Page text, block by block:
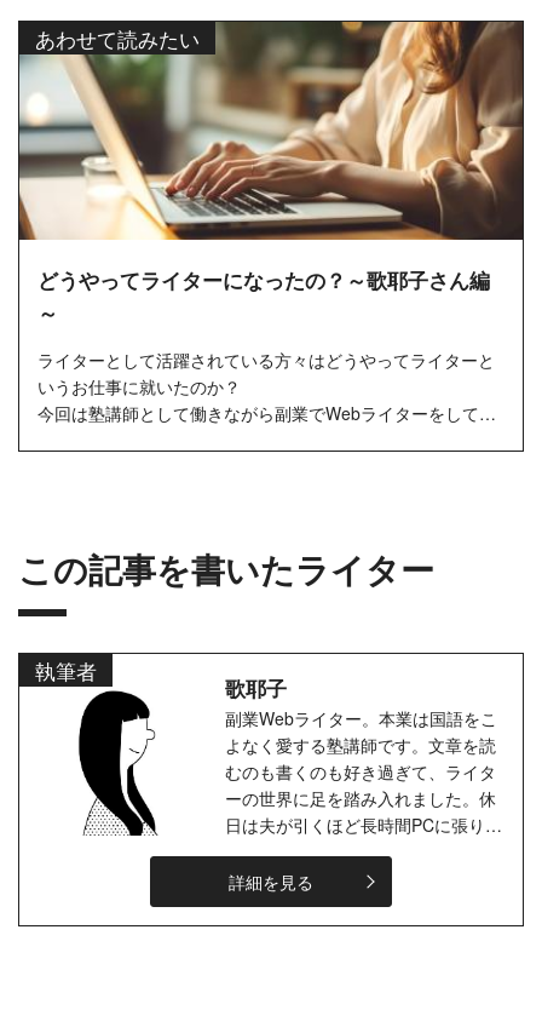
あわせて読みたい
どうやってライターになったの？～歌耶子さん編
～
ライターとして活躍されている方々はどうやってライターと
いうお仕事に就いたのか？
今回は塾講師として働きながら副業でWebライターをしてい
この記事を書いたライター
執筆者
歌耶子
副業Webライター。本業は国語をこ
よなく愛する塾講師です。文章を読
むのも書くのも好き過ぎて、ライタ
ーの世界に足を踏み入れました。休
日は夫が引くほど長時間PCに張り付
いて文章を打ち続けています。実は
かなりのゲーマーで、個人では趣味
のゲ...
詳細を見る